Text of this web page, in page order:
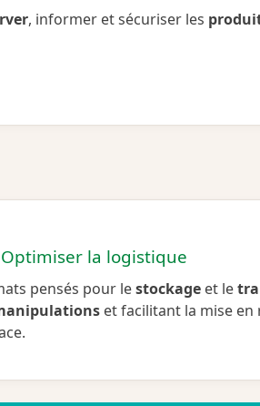
, informer et sécuriser les
la logistique
pensés pour lestockage et le
et facilitant la mise